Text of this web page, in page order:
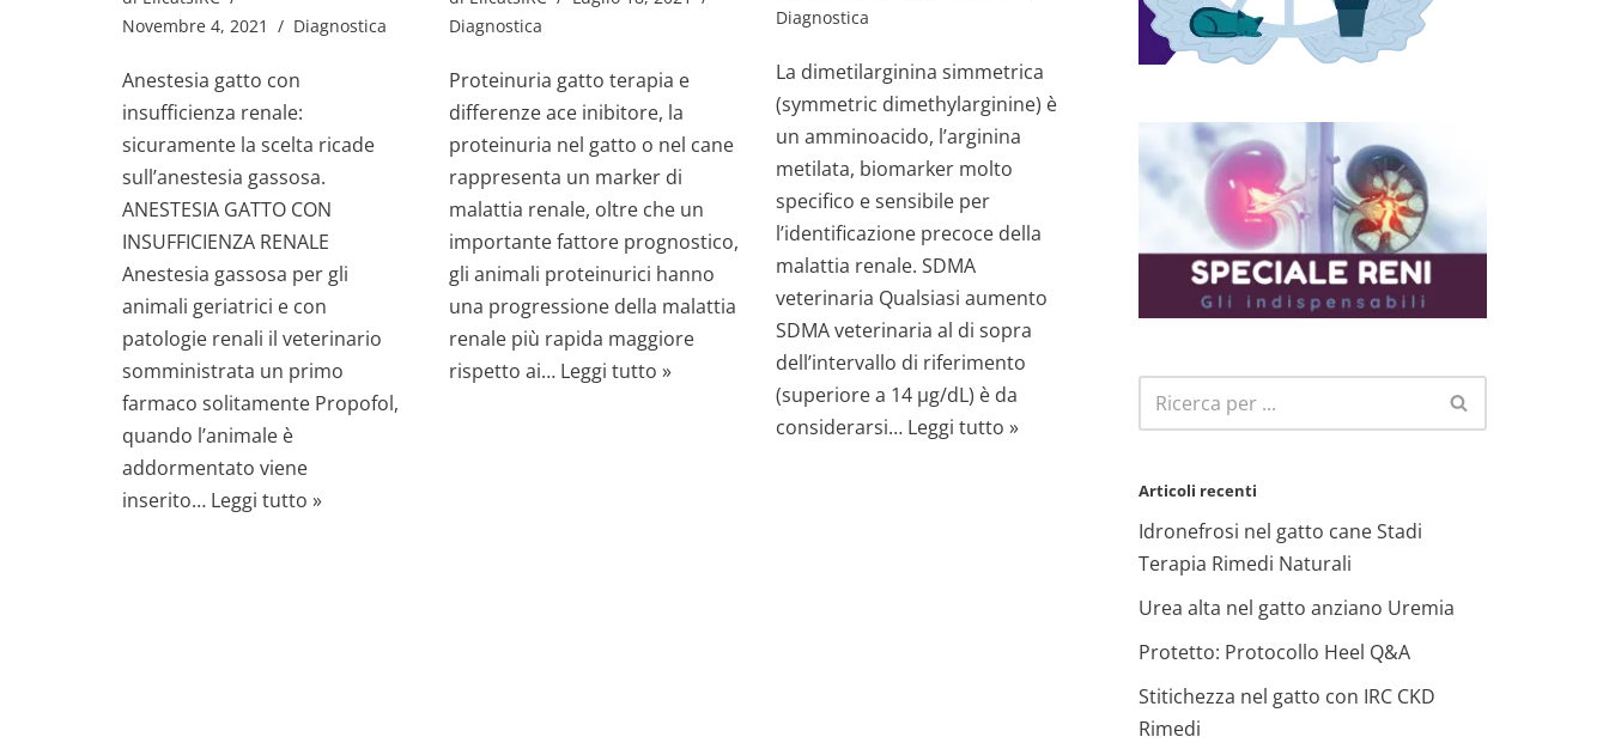
Novembre 4, 2021
Diagnostica
Anestesia gatto con
insufficienza renale:
sicuramente la scelta ricade
sull’anestesia gassosa.
ANESTESIA GATTO CON
INSUFFICIENZA RENALE
Anestesia gassosa per gli
animali geriatrici e con
patologie renali il veterinario
somministrata un primo
farmaco solitamente Propofol,
quando l’animale è
addormentato viene
inserito… Leggi tutto »
Diagnostica
Proteinuria gatto terapia e
differenze ace inibitore, la
proteinuria nel gatto o nel cane
rappresenta un marker di
malattia renale, oltre che un
importante fattore prognostico,
gli animali proteinurici hanno
una progressione della malattia
renale più rapida maggiore
rispetto ai… Leggi tutto »
Diagnostica
La dimetilarginina simmetrica
(symmetric dimethylarginine) è
un amminoacido, l’arginina
metilata, biomarker molto
specifico e sensibile per
l’identificazione precoce della
malattia renale. SDMA
veterinaria Qualsiasi aumento
SDMA veterinaria al di sopra
dell’intervallo di riferimento
(superiore a 14 µg/dL) è da
considerarsi… Leggi tutto »
Articoli recenti
Idronefrosi nel gatto cane Stadi
Terapia Rimedi Naturali
Urea alta nel gatto anziano Uremia
Protetto: Protocollo Heel Q&A
Stitichezza nel gatto con IRC CKD
Rimedi